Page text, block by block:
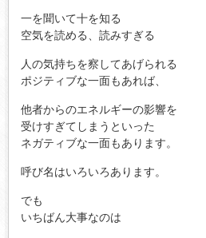
一を聞いて十を知る
空気を読める、読みすぎる
人の気持ちを察してあげられる
ポジティブな一面もあれば、
他者からのエネルギーの影響を
受けすぎてしまうといった
ネガティブな一面もあります。
呼び名はいろいろあります。
でも
いちばん大事なのは